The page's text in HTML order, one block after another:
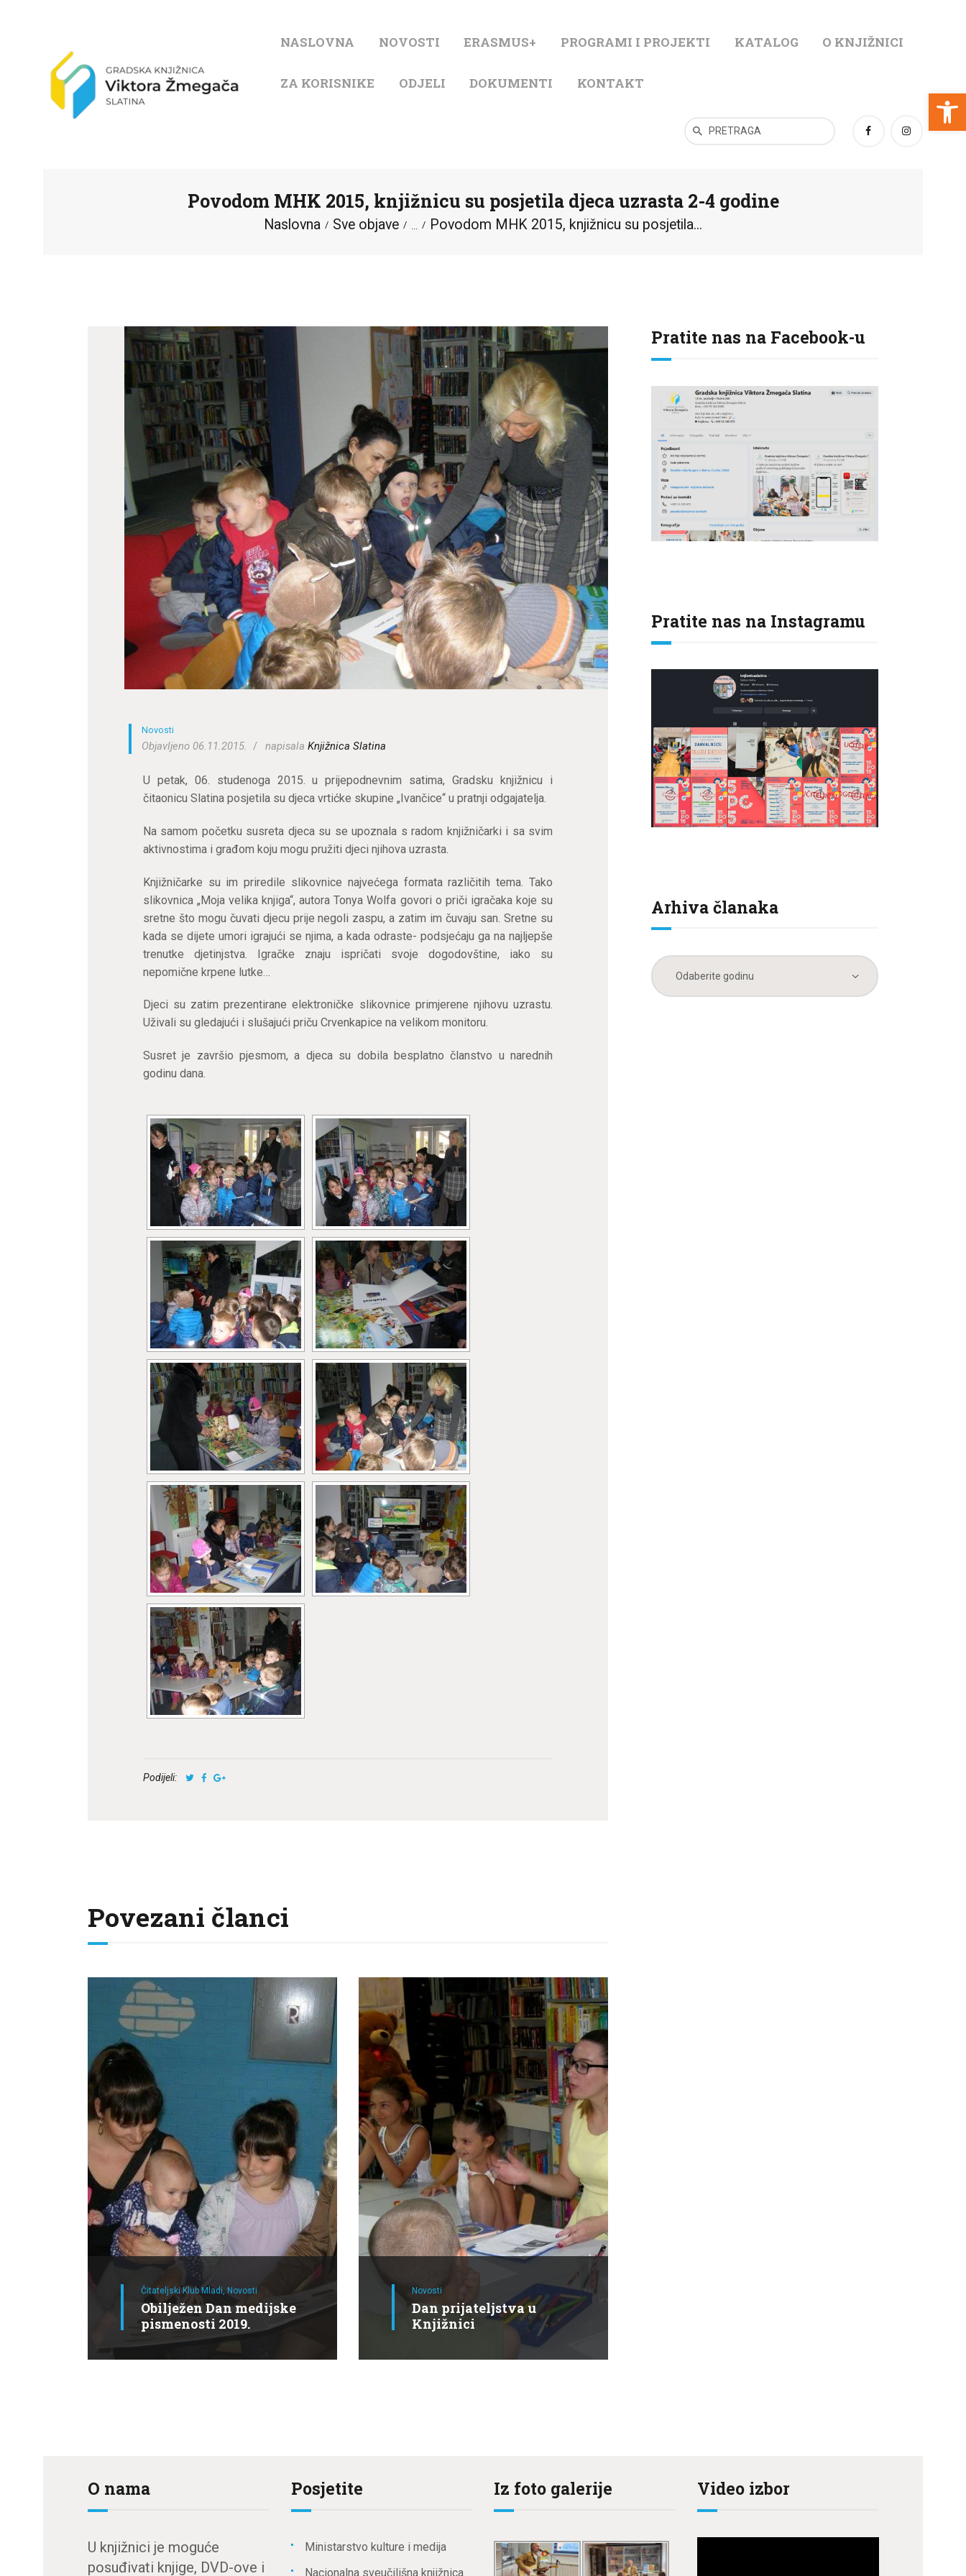
Open toolbar
NASLOVNA NOVOSTI ERASMUS+ PROGRAMI I PROJEKTI KATALOG O KNJIŽNICI
ZA KORISNIKE ODJELI DOKUMENTI KONTAKT
Povodom MHK 2015, knjižnicu su posjetila djeca uzrasta 2-4 godine
Naslovna Sve objave ... Povodom MHK 2015, knjižnicu su posjetila...
KATALOG
ODJELI
DOKUMENTI
KONTAKT
Novosti
Objavljeno 06.11.2015. napisalaKnjižnica Slatina
U petak, 06. studenoga 2015. u prijepodnevnim satima, Gradsku knjižnicu i
čitaonicu Slatina posjetila su djeca vrtićke skupine „Ivančice“ u pratnji odgajatelja.
Na samom početku susreta djeca su se upoznala s radom knjižničarki i sa svim
aktivnostima i građom koju mogu pružiti djeci njihova uzrasta.
Knjižničarke su im priredile slikovnice najvećega formata različitih tema. Tako
slikovnica „Moja velika knjiga“, autora Tonya Wolfa govori o priči igračaka koje su
sretne što mogu čuvati djecu prije negoli zaspu, a zatim im čuvaju san. Sretne su
kada se dijete umori igrajući se njima, a kada odraste- podsjećaju ga na najljepše
trenutke djetinjstva. Igračke znaju ispričati svoje dogodovštine, iako su
nepomične krpene lutke…
Djeci su zatim prezentirane elektroničke slikovnice primjerene njihovu uzrastu.
Uživali su gledajući i slušajući priču Crvenkapice na velikom monitoru.
Susret je završio pjesmom, a djeca su dobila besplatno članstvo u narednih
godinu dana.
Podijeli:
Povezani članci
Čitateljski Klub Mladi, Novosti
Obilježen Dan medijske
pismenosti 2019.
Novosti
Dan prijateljstva u
Knjižnici
Pratite nas na Facebook-u
Pratite nas na Instagramu
Arhiva članaka
O nama
U knjižnici je moguće
posuđivati knjige, DVD-ove i
Posjetite
Ministarstvo kulture i medija
Nacionalna sveučilišna knjižnica
Iz foto galerije Video izbor